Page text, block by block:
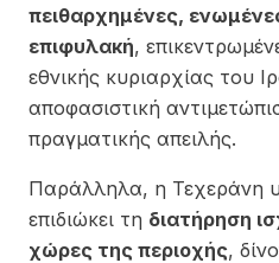
πειθαρχημένες,
επιφυλακή,
εθνικής κυριαρχίας του
αποφασιστική
πραγματικής απειλής.
Παράλληλα, η Τεχεράνη
επιδιώκει τη διατήρηση
χώρες της περιοχής,